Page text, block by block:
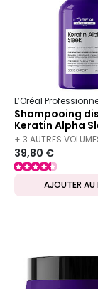
Shampooing
Keratin Alpha
+ 3 AUTRES
DISPONIBLES
39,80 €
AJOUTER AU